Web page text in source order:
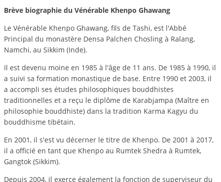
Brève biographie du Vénérable Khenpo Ghawang
Le Vénérable Khenpo Ghawang, fils de Tashi, est l'Abbé
Principal du monastère Densa Palchen Chosling à Ralang,
Namchi, au Sikkim (Inde).
Il est devenu moine en 1985 à l'âge de 11 ans. De 1985 à 1990, il
a suivi sa formation monastique de base. Entre 1990 et 2003, il
a accompli ses études philosophiques bouddhistes
traditionnelles et a reçu le diplôme de Karabjampa (Maître en
philosophie bouddhiste) dans la tradition Karma Kagyu du
bouddhisme tibétain.
En 2001, il s'est vu décerner le titre de Khenpo. De 2001 à 2017,
il a officié en tant que Khenpo au Rumtek Shedra à Rumtek,
Gangtok (Sikkim).
Depuis 2004, il exerce également la fonction de superviseur du